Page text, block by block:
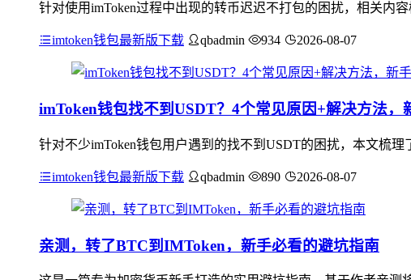
针对使用imToken过程中出现的转币迟迟不打包的困扰，相关内
imtoken钱包最新版下载 qbadmin 934 2026-08-07
imToken钱包找不到USDT？4个常见原因+解决方法，
针对不少imToken钱包用户遇到的找不到USDT的困扰，本文梳
imtoken钱包最新版下载 qbadmin 890 2026-08-07
亲测，转了BTC到IMToken，新手必看的避坑指南